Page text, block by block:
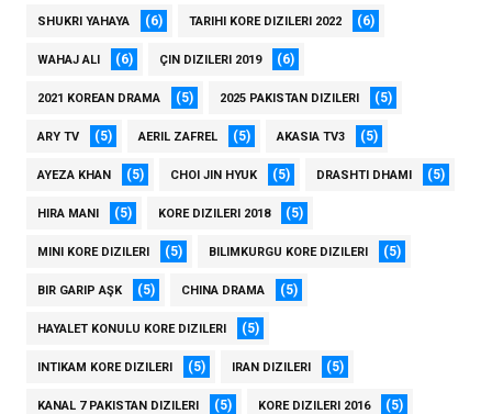
SHUKRI YAHAYA (6) TARIHI KORE DIZILERI 2022 (6)
WAHAJ ALI (6) ÇIN DIZILERI 2019 (6)
2021 KOREAN DRAMA (5) 2025 PAKISTAN DIZILERI (5)
ARY TV (5) AERIL ZAFREL (5) AKASIA TV3 (5)
AYEZA KHAN (5) CHOI JIN HYUK (5) DRASHTI DHAMI (5)
HIRA MANI (5) KORE DIZILERI 2018 (5)
MINI KORE DIZILERI (5) BILIMKURGU KORE DIZILERI (5)
BIR GARIP AŞK (5) CHINA DRAMA (5)
HAYALET KONULU KORE DIZILERI (5)
INTIKAM KORE DIZILERI (5) IRAN DIZILERI (5)
KANAL 7 PAKISTAN DIZILERI (5) KORE DIZILERI 2016 (5)